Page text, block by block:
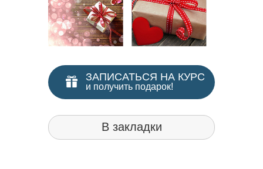
ЗАПИСАТЬСЯ НА КУРС
и получить подарок!
В закладки